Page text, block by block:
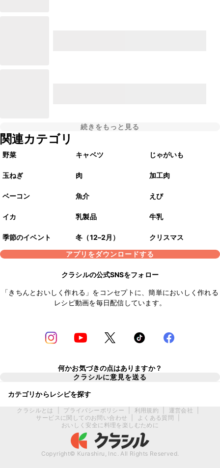
続きをもっと見る
関連カテゴリ
野菜 キャベツ じゃがいも
玉ねぎ 肉 加工肉
ベーコン 魚介 えび
イカ 乳製品 牛乳
季節のイベント 冬（12–2月）
クリスマス
アプリをダウンロードする
クラシルの公式SNSをフォロー
「きちんとおいしく作れる」をコンセプトに、簡単においしく作れる
レシピ動画を毎日配信しています。
何かお気づきの点はありますか？
クラシルに意見を送る
カテゴリからレシピを探す
クラシルとは プライバシーポリシー 利用規約 運営会社
サービスに関してのお問い合わせ
よくある質問
おいしく安全に料理を楽しむために
Copyright© Kurashiru, Inc. All Rights Reserved.